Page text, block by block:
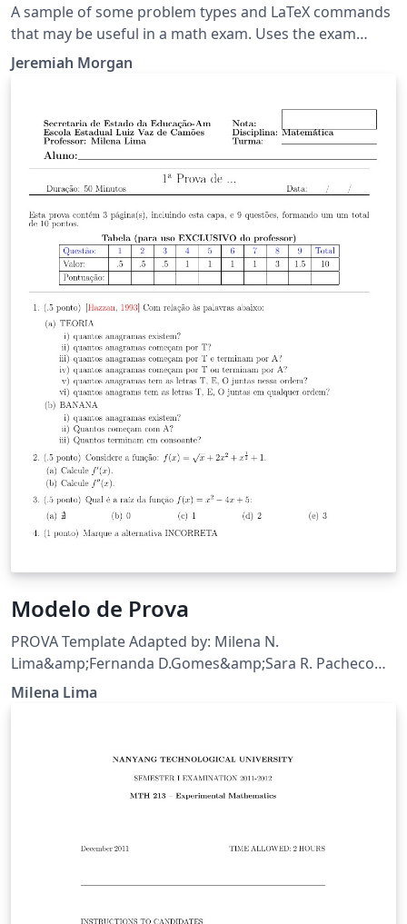
A sample of some problem types and LaTeX commands
that may be useful in a math exam. Uses the exam
document class.
Jeremiah Morgan
Modelo de Prova
PROVA Template Adapted by: Milena N.
Lima&amp;Fernanda D.Gomes&amp;Sara R. Pacheco
Autor:Hirschhorn,Philip(Using the exam document
View:https://www.overleaf.com/read/bmbsmqkxwndn
Milena Lima